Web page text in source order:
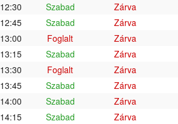
12:30
Szabad Zárva
12:45
Szabad Zárva
13:00
Foglalt Zárva
13:15
Szabad Zárva
13:30
Foglalt Zárva
13:45
Szabad Zárva
14:00
Szabad Zárva
14:15
Szabad Zárva